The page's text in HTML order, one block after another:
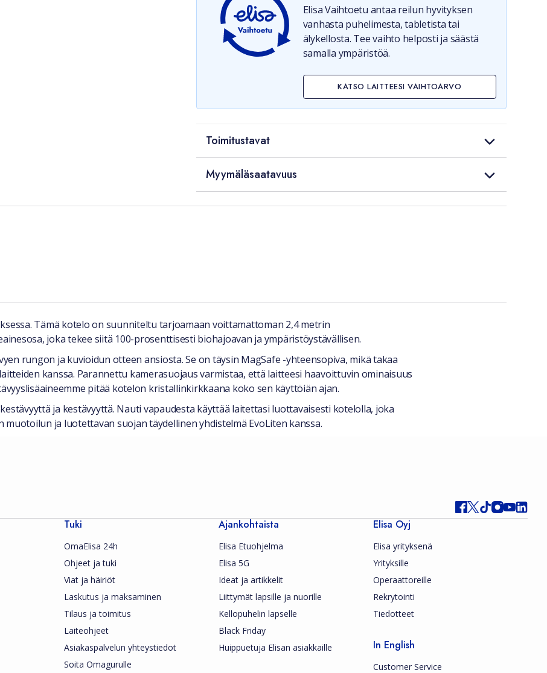
Elisa Vaihtoetu antaa reilun hyvityksen
vanhasta puhelimesta, tabletista tai
älykellosta. Tee vaihto helposti ja säästä
samalla ympäristöä.
KATSO LAITTEESI VAIHTOARVO
Toimitustavat
Myymäläsaatavuus
Tämä kotelo on suunniteltu tarjoamaan voittamattoman 2,4 metrin
joka tekee siitä 100-prosenttisesti biohajoavan ja ympäristöystävällisen.
rungon ja kuvioidun otteen ansiosta. Se on täysin MagSafe -yhteensopiva, mikä takaa
kanssa. Parannettu kamerasuojaus varmistaa, että laitteesi haavoittuvin ominaisuus
pitää kotelon kristallinkirkkaana koko sen käyttöiän ajan.
ja kestävyyttä. Nauti vapaudesta käyttää laitettasi luottavaisesti kotelolla, joka
ja luotettavan suojan täydellinen yhdistelmä EvoLiten kanssa.
Tuki
OmaElisa 24h
Ohjeet ja tuki
Viat ja häiriöt
Laskutus ja maksaminen
Tilaus ja toimitus
Laiteohjeet
Asiakaspalvelun yhteystiedot
Soita Omagurulle
Ajankohtaista
Elisa Etuohjelma
Elisa 5G
Ideat ja artikkelit
Liittymät lapsille ja nuorille
Kellopuhelin lapselle
Black Friday
Huippuetuja Elisan asiakkaille
Elisa Oyj
Elisa yrityksenä
Yrityksille
Operaattoreille
Rekrytointi
Tiedotteet
In English
Customer Service